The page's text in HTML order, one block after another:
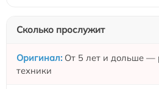
Сколько прослужит
От 5 лет и дольше —
техники